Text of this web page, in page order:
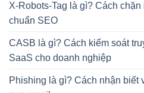
X-Robots-Tag là gì? Cách
chuẩn SEO
CASB là gì? Cách kiểm soát
SaaS cho doanh nghiệp
Phishing là gì? Cách nhận biết